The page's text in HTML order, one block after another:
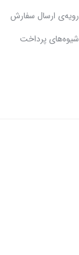
رویه‌ی ارسال سفارش
شیوه‌های پرداخت